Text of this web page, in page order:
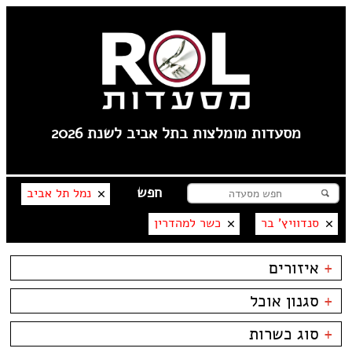
מסעדות מומלצות בתל אביב לשנת 2026
נמל תל אביב
סנדוויץ' בר
כשר למהדרין
+ איזורים
לילינבלום
תל אביב
----
פלורנטין
+ סגנון אוכל
בשרים
דגים
ביסטרו
+ סוג כשרות